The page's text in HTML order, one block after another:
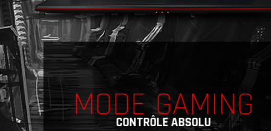
MODE GAMING
CONTRÔLE ABSOLU